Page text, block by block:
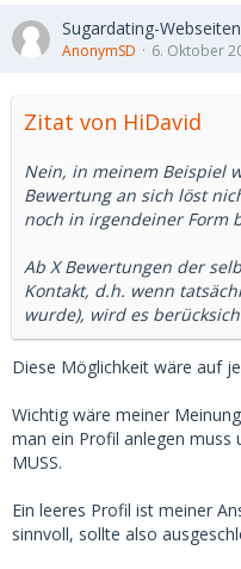
Sugardating-
AnonymSD 6. Oktober
Zitat von HiDavid
Nein, in meinem Beispiel
Bewertung an sich löst
noch in irgendeiner Form
Ab X Bewertungen der
Kontakt, d.h. wenn
wurde), wird es
Diese Möglichkeit wäre auf
Wichtig wäre meiner
man ein Profil anlegen muss
MUSS.
Ein leeres Profil ist meiner
sinnvoll, sollte also